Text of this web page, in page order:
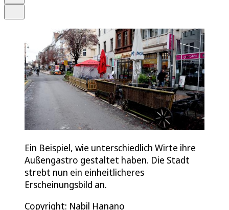
Ein Beispiel, wie unterschiedlich Wirte ihre
Außengastro gestaltet haben. Die Stadt
strebt nun ein einheitlicheres
Erscheinungsbild an.
Copyright: Nabil Hanano